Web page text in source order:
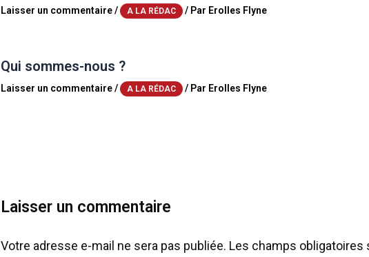
Laisser un commentaire/ A LA RÉDAC / Par Erolles Flyne
Qui sommes-nous ?
Laisser un commentaire/ A LA RÉDAC / Par Erolles Flyne
Laisser un commentaire
Votre adresse e-mail ne sera pas publiée. Les champs obligatoires